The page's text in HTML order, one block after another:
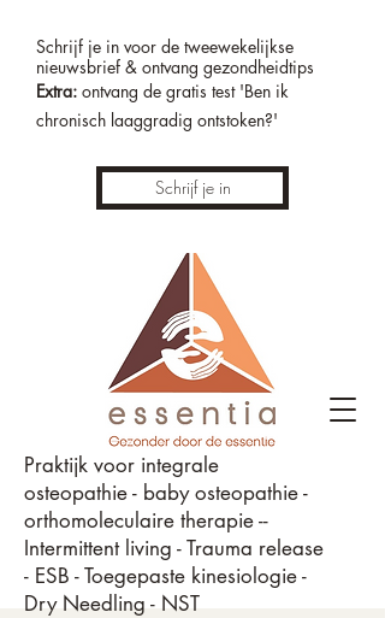
Schrijf je in
Schrijf je in voor de tweewekelijkse
nieuwsbrief & ontvang gezondheidtips
Extra: ontvang de gratis test 'Ben ik
chronisch laaggradig ontstoken?'
Praktijk voor integrale
osteopathie - baby osteopathie -
orthomoleculaire therapie --
Intermittent living - Trauma release
- ESB - Toegepaste kinesiologie -
Dry Needling - NST